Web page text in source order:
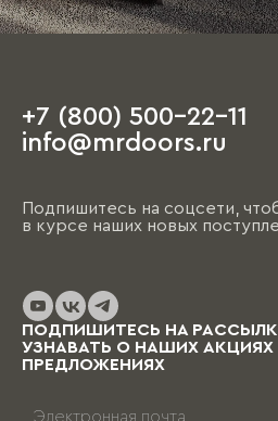
ориентировочными
На этапе чистовой отделки
выезжает на объект и
стен, напольные покрытия
необходимо помнить, что
обсуждение и
выбранных материалов и
то время Вам в этом
без мебели.
+7 (800) 500-22-11
info@mrdoors.ru
Подпишитесь на соцсети,
в курсе наших новых
ПОДПИШИТЕСЬ НА
УЗНАВАТЬ О НАШИХ
ПРЕДЛОЖЕНИЯХ